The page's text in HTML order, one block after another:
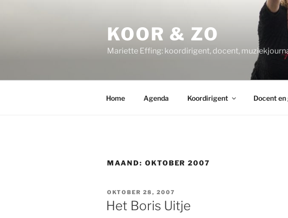
KOOR & ZO
Mariette Effing: koordirigent, docent,
Home Agenda Koordirigent Docent
MAAND: OKTOBER 2007
GEPLAATST
OP
OKTOBER 28, 2007
Het Boris Uitje